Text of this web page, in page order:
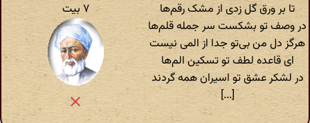
تا بر ورق گل زدی از مشک رقم‌ها
در وصف تو بشکست سر جمله قلم‌ها
هرگز دل من بی‌تو جدا از المی نیست
ای قاعده لطف تو تسکین الم‌ها
در لشکر عشق تو اسیران همه گردند
[...]
۷ بیت